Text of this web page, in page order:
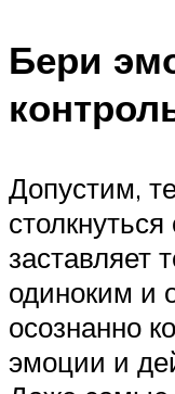
Бери
Допустим,
заставляет
одиноким и
осознанно
эмоции и